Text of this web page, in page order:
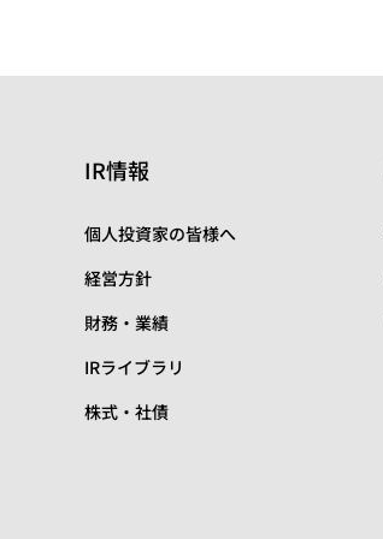
IR情報
個人投資家の皆様へ
経営方針
財務・業績
IRライブラリ
株式・社債